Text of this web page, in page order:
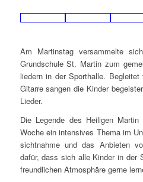
Am Mar­tins­tag ver­sam­mel­te
Grund­schu­le St. Mar­tin zum
lie­dern in der Sport­hal­le.
Gitar­re san­gen die Kin­der
Lieder.
Die Legen­de des Hei­li­gen
Woche ein inten­si­ves The­ma im
sicht­nah­me und das Anbie­ten
dafür, dass sich alle Kin­der in der
freund­li­chen Atmo­sphä­re ger­ne